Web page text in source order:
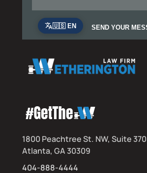
1800 Peachtree St. NW, Suite 370
Atlanta, GA 30309
404-888-4444